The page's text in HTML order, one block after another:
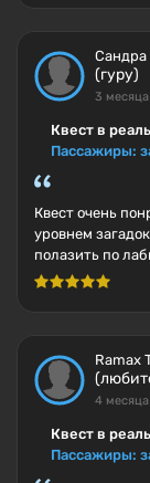
Сандра
(гуру)
3
Квест в
Пассажиры:
Квест очень
уровнем
полазить по
Ramax
4
Квест в
Пассажиры: